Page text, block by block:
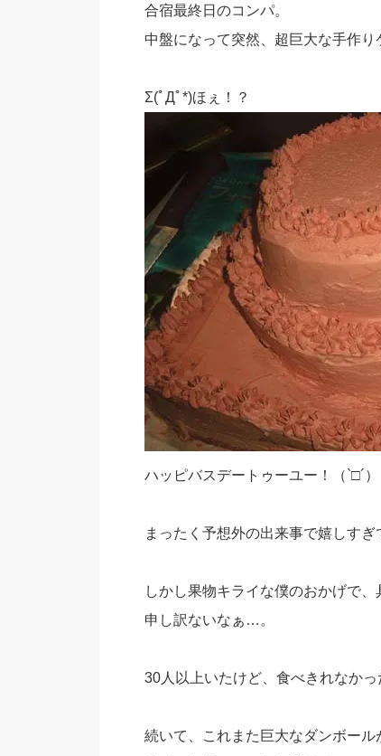
合宿最終日のコンパ。
中盤になって突然、超巨大な手作り
Σ(ﾟДﾟ*)ほぇ！？
ハッピバスデートゥーユー！（`□´）
まったく予想外の出来事で嬉しすぎ
しかし果物キライな僕のおかげで、
申し訳ないなぁ…。
30人以上いたけど、食べきれなかっ
続いて、これまた巨大なダンボール